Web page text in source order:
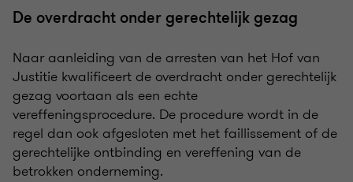
De overdracht onder gerechtelijk gezag
Naar aanleiding van de arresten van het Hof van
Justitie kwalificeert de overdracht onder gerechtelijk
gezag voortaan als een echte
vereffeningsprocedure. De procedure wordt in de
regel dan ook afgesloten met het faillissement of de
gerechtelijke ontbinding en vereffening van de
betrokken onderneming.